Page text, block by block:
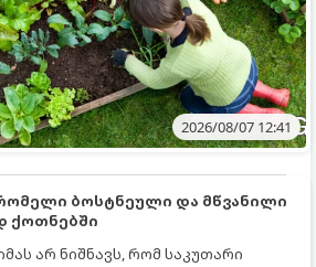
2026/08/07 12:41
ბოსტნეული და მწვანილი
ქოთნებში
არ ნიშნავს, რომ საკუთარი